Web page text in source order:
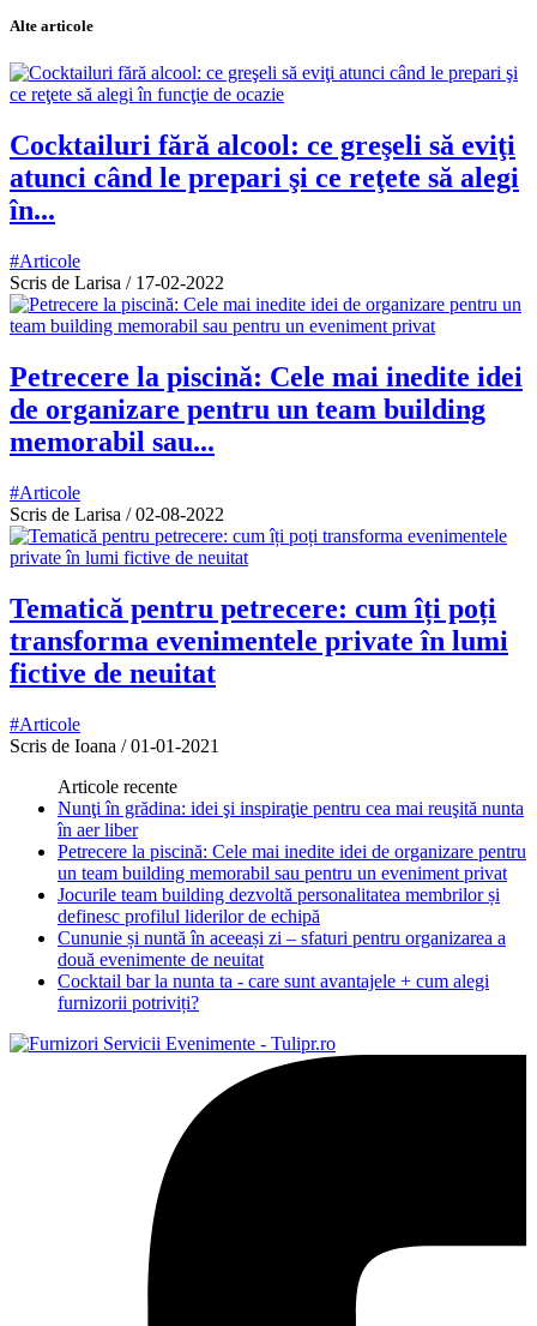
Alte articole
Cocktailuri fără alcool: ce greşeli să eviţi
atunci când le prepari şi ce reţete să alegi
în...
#Articole
Scris de Larisa / 17-02-2022
Petrecere la piscină: Cele mai inedite idei
de organizare pentru un team building
memorabil sau...
#Articole
Scris de Larisa /02-08-2022
Tematică pentru petrecere: cum îți poți
transforma evenimentele private în lumi
fictive de neuitat
#Articole
Scris de Ioana /01-01-2021
Articole recente
Nunţi în grădina: idei şi inspiraţie pentru cea mai reuşită nunta
în aer liber
Petrecere la piscină: Cele mai inedite idei de organizare pentru
un team building memorabil sau pentru un eveniment privat
Jocurile team building dezvoltă personalitatea membrilor și
definesc profilul liderilor de echipă
Cununie și nuntă în aceeași zi – sfaturi pentru organizarea a
două evenimente de neuitat
Cocktail bar la nunta ta - care sunt avantajele + cum alegi
furnizorii potriviți?